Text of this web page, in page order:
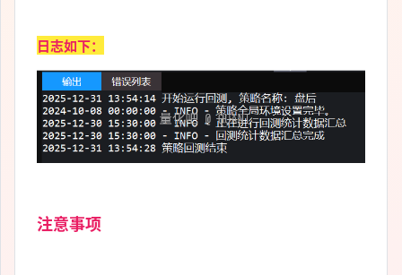
日志如下：
注意事项